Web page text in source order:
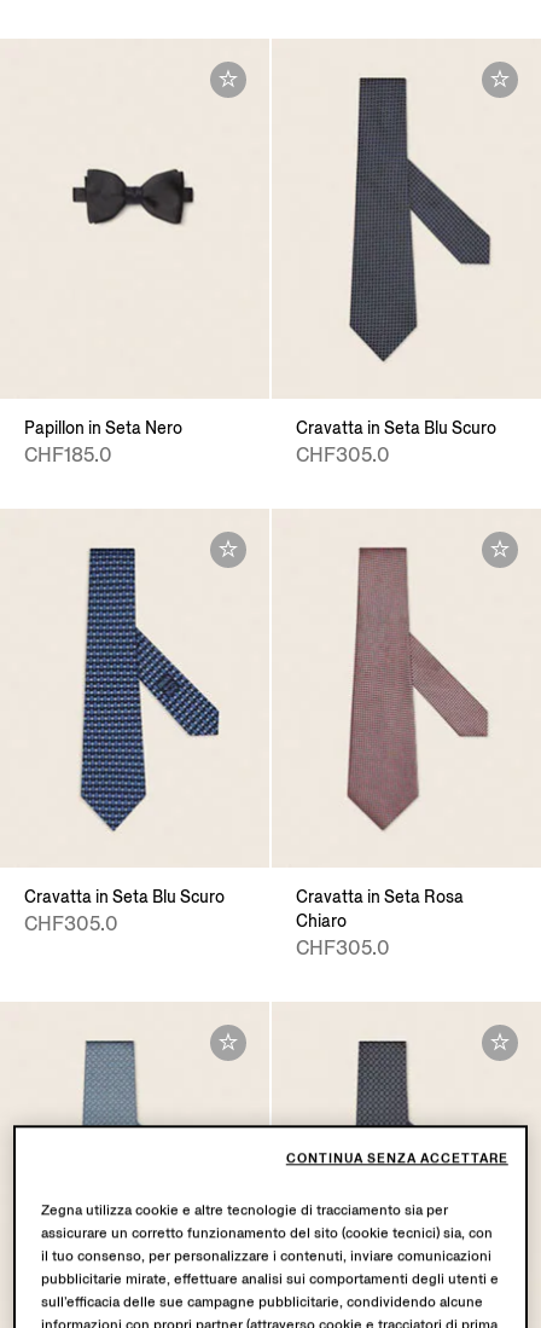
Papillon in Seta Nero
CHF185.0
Cravatta in Seta Blu Scuro
CHF305.0
Cravatta in Seta Blu Scuro
CHF305.0
Cravatta in Seta Rosa
Chiaro
CHF305.0
Zegna utilizza cookie e altre tecnologie di tracciamento sia per
assicurare un corretto funzionamento del sito (cookie tecnici) sia, con
il tuo consenso, per personalizzare i contenuti, inviare comunicazioni
pubblicitarie mirate, effettuare analisi sui comportamenti degli utenti e
sull’efficacia delle sue campagne pubblicitarie, condividendo alcune
CONTINUA SENZA ACCETTARE